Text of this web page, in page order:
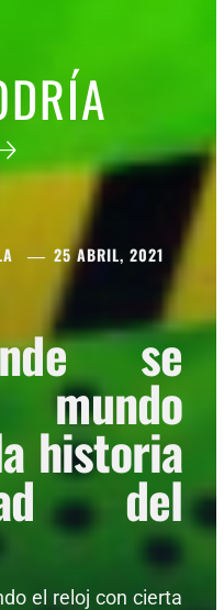
25 ABRIL, 2021
se
historia
del
el reloj con cierta